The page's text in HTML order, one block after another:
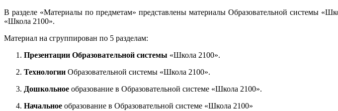
В разделе «Материалы по предметам» представлены материалы Образовательной системы
«Школа 2100».
Материал на сгруппирован по 5 разделам:
Презентации Образовательной системы «Школа 2100».
Технологии Образовательной системы «Школа 2100».
Дошкольное образование в Образовательной системе «Школа 2100».
Начальное образование в Образовательной системе «Школа 2100»